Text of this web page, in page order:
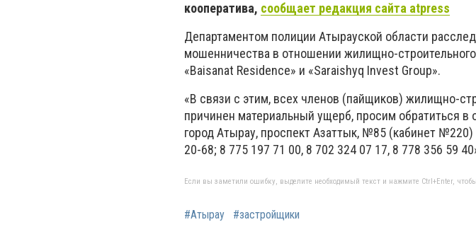
кооператива, сообщает редакция сайта atpress
Департаментом полиции Атырауской области
мошенничества в отношении жилищно-строительного
«Baisanat Residence» и «Saraishyq Invest Group».
«В связи с этим, всех членов (пайщиков) жилищно-
причинен материальный ущерб, просим обратиться в
город Атырау, проспект Азаттык, №85 (кабинет
20-68; 8 775 197 71 00, 8 702 324 07 17, 8 778 356 59
Если вы заметили ошибку, выделите необходимый текст и нажмите Ctrl+Enter,
#Атырау #застройщики